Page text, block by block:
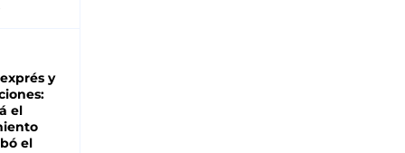
y
el
el